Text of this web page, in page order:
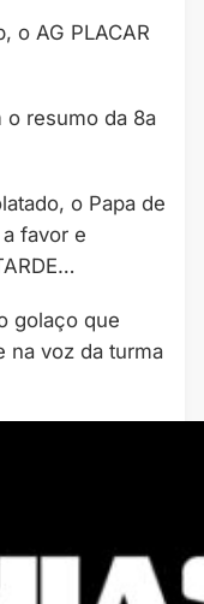
o AG PLACAR
o resumo da 8a
o Papa de
favor e
golaço que
na voz da turma